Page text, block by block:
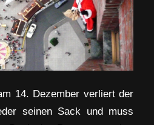
14. Dezember verliert der
seinen Sack und muss